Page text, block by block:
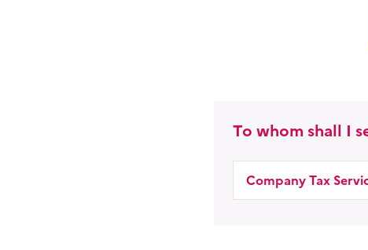
To whom shall I
Company Tax